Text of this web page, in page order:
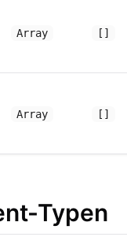
Array []
Array []
Typen